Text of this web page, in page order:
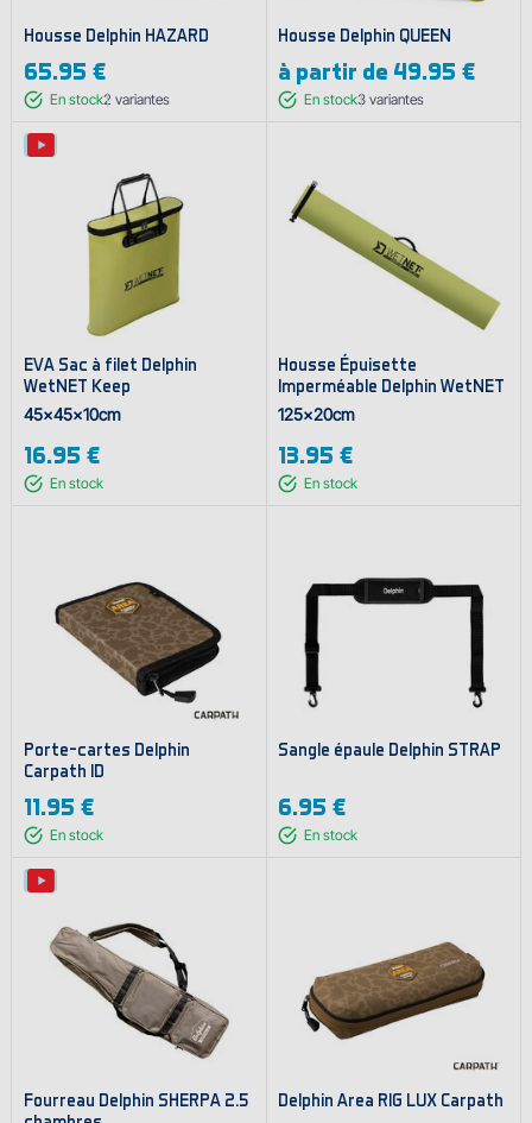
Housse Delphin HAZARD
65.95 €
En stock2 variantes
Housse Delphin QUEEN
à partir de 49.95 €
En stock3 variantes
EVA Sac à filet Delphin
WetNET Keep
45x45x10cm
16.95 €
En stock
Housse Épuisette
Imperméable Delphin WetNET
125x20cm
13.95 €
En stock
Porte-cartes Delphin
Carpath ID
11.95 €
En stock
Sangle épaule Delphin STRAP
6.95 €
En stock
Fourreau Delphin SHERPA 2.5
Delphin Area RIG LUX Carpath